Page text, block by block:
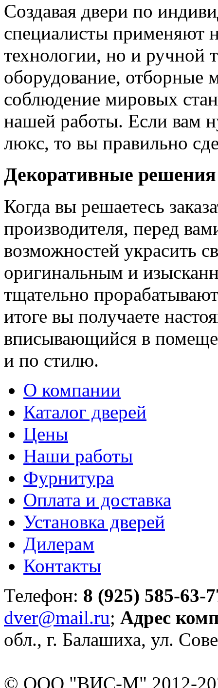
Создавая двери по
специалисты применяют
технологии, но и ручной
оборудование, отборные
соблюдение мировых
нашей работы. Если вам
люкс, то вы правильно
Декоративные решения
Когда вы решаетесь
производителя, перед
возможностей украсить
оригинальным и
тщательно
итоге вы получаете
вписывающийся в
и по стилю.
О компании
Каталог дверей
Цены
Наши работы
Фурнитура
Оплата и доставка
Установка дверей
Дилерам
Контакты
Телефон: 8 (925) 585-63-
dver@mail.ru; Адрес
обл., г. Балашиха, ул.
© ООО "ВИС-М" 2012-